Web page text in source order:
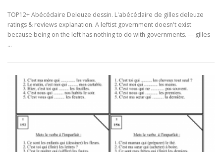
TOP12+ Abécédaire Deleuze dessin. L'abécédaire de gilles deleuze
ratings & reviews explanation. A leftist government doesn't exist
because being on the left has nothing to do with governments. ― gilles
…